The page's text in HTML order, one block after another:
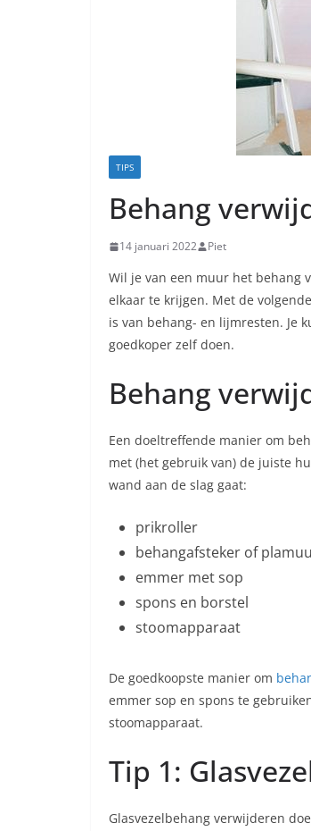
TIPS
Behang
14 januari 2022 Piet
Wil je van een muur het behang
elkaar te krijgen. Met de
is van behang- en lijmresten. Je
goedkoper zelf doen.
Behang
Een doeltreffende manier om
met (het gebruik van) de juiste
wand aan de slag gaat:
prikroller
behangafsteker of
emmer met sop
spons en borstel
stoomapparaat
De goedkoopste manier om
emmer sop en spons te
stoomapparaat.
Tip 1:
Glasvezelbehang verwijderen